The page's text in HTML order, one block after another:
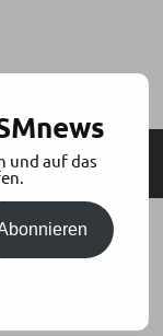
SEITENLEISTE
und auf das